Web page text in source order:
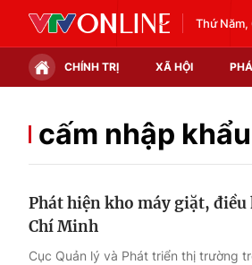
Thứ
CHÍNH TRỊ XÃ HỘI
Chính trị
Tin tức
Thế giới đó đây
cấm nhập khẩu
Phát hiện kho máy giặt,
Chí Minh
Cục Quản lý và Phát triển thị trường